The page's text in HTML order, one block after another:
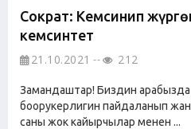
Сократ: Кемсинип
кемсинтет
21.10.2021 212
Замандаштар! Биздин
боорукерлигин пайдаланып жан
саны жок кайырчылар менен ...